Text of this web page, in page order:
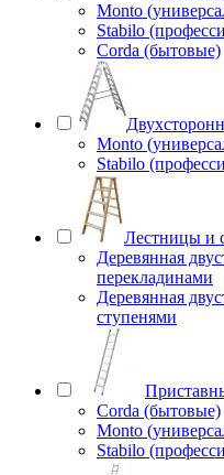
Monto
Stabilo
Corda (бытовые)
Monto
Stabilo
Лестницы и
Деревянная
перекладинами
Деревянная
ступенями
Corda (бытовые)
Monto
Stabilo